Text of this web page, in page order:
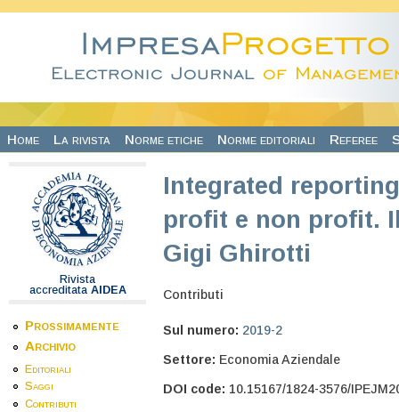
Home La rivista Norme etiche Norme editoriali Referee
Rivista
accreditata AIDEA
Prossimamente
Archivio
Editoriali
Saggi
Contributi
Integrated
profit e non profit.
Gigi Ghirotti
Contributi
Sul numero: 2019-2
Settore: Economia Aziendale
DOI code: 10.15167/1824-3576/